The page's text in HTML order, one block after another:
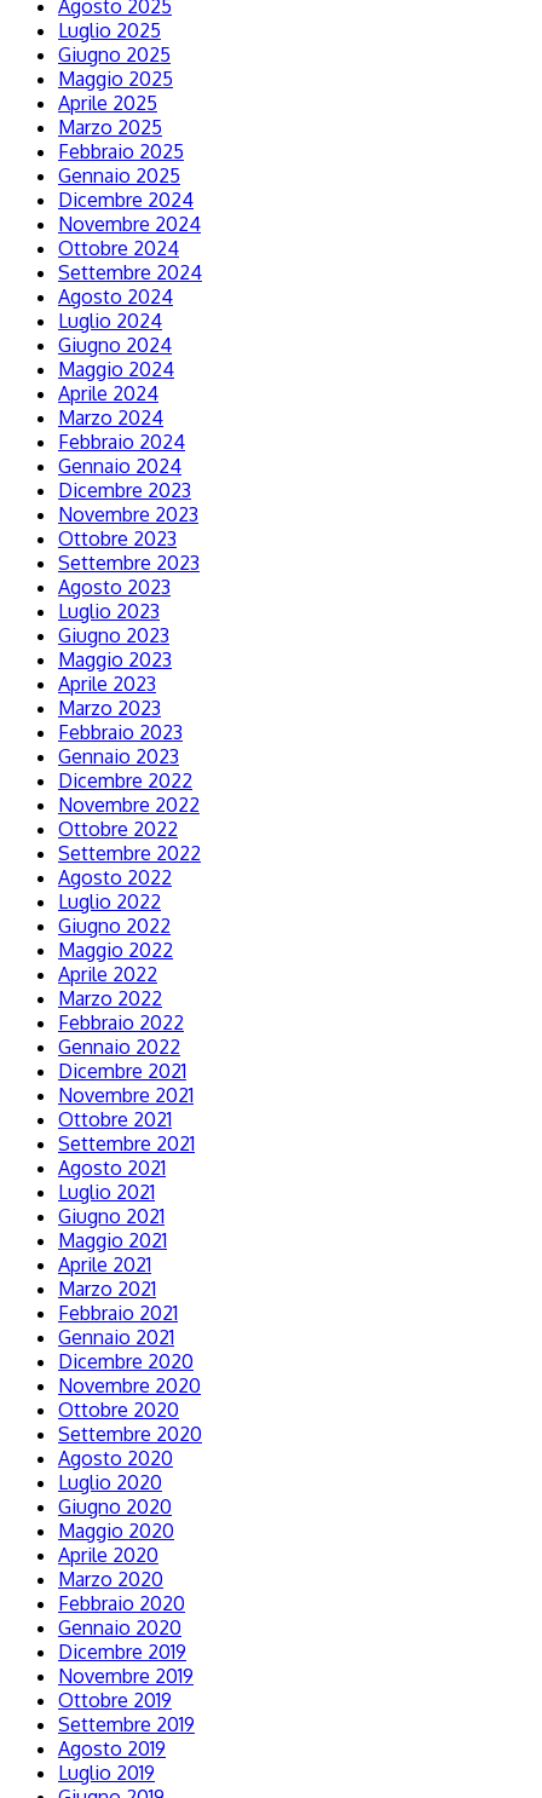
Agosto 2025
Luglio 2025
Giugno 2025
Maggio 2025
Aprile 2025
Marzo 2025
Febbraio 2025
Gennaio 2025
Dicembre 2024
Novembre 2024
Ottobre 2024
Settembre 2024
Agosto 2024
Luglio 2024
Giugno 2024
Maggio 2024
Aprile 2024
Marzo 2024
Febbraio 2024
Gennaio 2024
Dicembre 2023
Novembre 2023
Ottobre 2023
Settembre 2023
Agosto 2023
Luglio 2023
Giugno 2023
Maggio 2023
Aprile 2023
Marzo 2023
Febbraio 2023
Gennaio 2023
Dicembre 2022
Novembre 2022
Ottobre 2022
Settembre 2022
Agosto 2022
Luglio 2022
Giugno 2022
Maggio 2022
Aprile 2022
Marzo 2022
Febbraio 2022
Gennaio 2022
Dicembre 2021
Novembre 2021
Ottobre 2021
Settembre 2021
Agosto 2021
Luglio 2021
Giugno 2021
Maggio 2021
Aprile 2021
Marzo 2021
Febbraio 2021
Gennaio 2021
Dicembre 2020
Novembre 2020
Ottobre 2020
Settembre 2020
Agosto 2020
Luglio 2020
Giugno 2020
Maggio 2020
Aprile 2020
Marzo 2020
Febbraio 2020
Gennaio 2020
Dicembre 2019
Novembre 2019
Ottobre 2019
Settembre 2019
Agosto 2019
Luglio 2019